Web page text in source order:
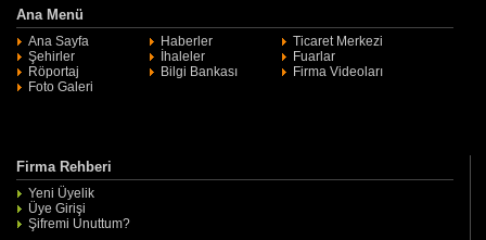
Ana Menü
Ana Sayfa Haberler
Ticaret Merkezi
Şehirler
İhaleler
Fuarlar
Röportaj
Bilgi Bankası
Firma Videoları
Foto Galeri
Firma Rehberi
Yeni Üyelik
Üye Girişi
Şifremi Unuttum?